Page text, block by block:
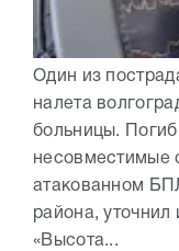
Один из
налета
больницы.
несовместимые
атакованном
района,
«Высота...